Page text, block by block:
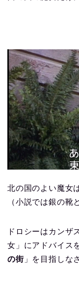
北の国のよい魔女
（小説では銀の靴
ドロシーはカンザ
女」にアドバイス
の街」を目指しな